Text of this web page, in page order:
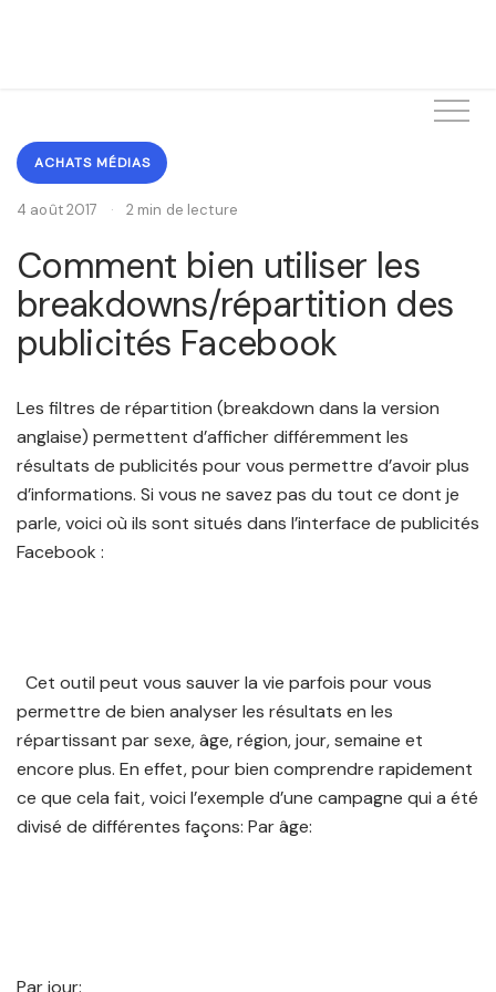
ACHATS MÉDIAS
4 août 2017 · 2 min de lecture
Comment bien utiliser les
breakdowns/répartition des
publicités Facebook
Les filtres de répartition (breakdown dans la version
anglaise) permettent d’afficher différemment les
résultats de publicités pour vous permettre d’avoir plus
d’informations. Si vous ne savez pas du tout ce dont je
parle, voici où ils sont situés dans l’interface de publicités
Facebook :
Cet outil peut vous sauver la vie parfois pour vous
permettre de bien analyser les résultats en les
répartissant par sexe, âge, région, jour, semaine et
encore plus. En effet, pour bien comprendre rapidement
ce que cela fait, voici l’exemple d’une campagne qui a été
divisé de différentes façons: Par âge: